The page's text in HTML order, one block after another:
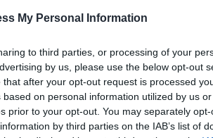
My Personal Information
to third parties, or processing of your
by us, please use the below opt-out
after your opt-out request is processed
on personal information utilized by us
prior to your opt-out. You may separately
by third parties on the IAB’s list of
rajtolt, így a vezetést
és Rins pedig